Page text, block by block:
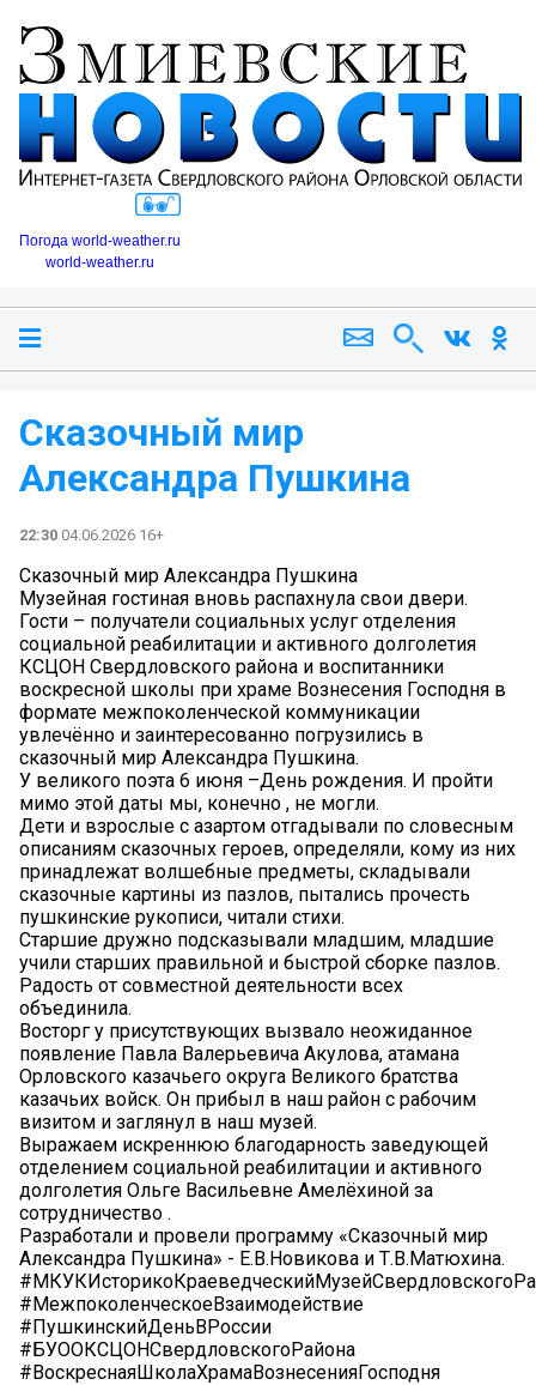
Погода world-weather.ru
world-weather.ru
Сказочный мир
Александра Пушкина
22:30 04.06.2026 16+
Сказочный мир Александра Пушкина
️Музейная гостиная вновь распахнула свои двери.
Гости – получатели социальных услуг отделения
социальной реабилитации и активного долголетия
КСЦОН Свердловского района и воспитанники
воскресной школы при храме Вознесения Господня в
формате межпоколенческой коммуникации
увлечённо и заинтересованно погрузились в
сказочный мир Александра Пушкина.
️У великого поэта 6 июня –День рождения. И пройти
мимо этой даты мы, конечно , не могли.
Дети и взрослые с азартом отгадывали по словесным
описаниям сказочных героев, определяли, кому из них
принадлежат волшебные предметы, складывали
сказочные картины из пазлов, пытались прочесть
пушкинские рукописи, читали стихи.
Старшие дружно подсказывали младшим, младшие
учили старших правильной и быстрой сборке пазлов.
Радость от совместной деятельности всех
объединила.
Восторг у присутствующих вызвало неожиданное
появление Павла Валерьевича Акулова, атамана
Орловского казачьего округа Великого братства
казачьих войск. Он прибыл в наш район с рабочим
визитом и заглянул в наш музей.
️Выражаем искреннюю благодарность заведующей
отделением социальной реабилитации и активного
долголетия Ольге Васильевне Амелёхиной за
сотрудничество .
Разработали и провели программу «Сказочный мир
Александра Пушкина» - Е.В.Новикова и Т.В.Матюхина.
#МежпоколенческоеВзаимодействие
#ПушкинскийДеньВРоссии
#БУООКСЦОНСвердловскогоРайона
#ВоскреснаяШколаХрамаВознесенияГосподня